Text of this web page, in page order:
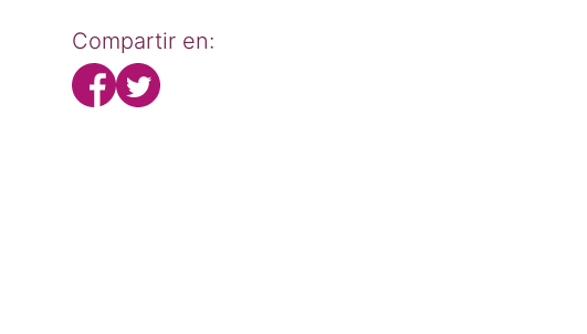
Compartir en: